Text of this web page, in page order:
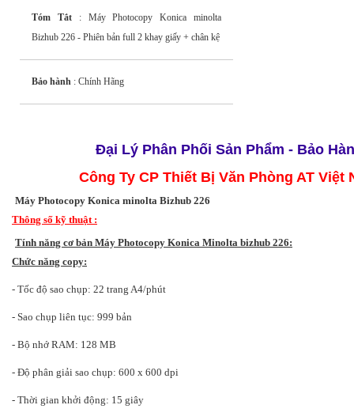
Tóm Tắt: Máy Photocopy Konica minolta
Bizhub 226 - Phiên bản full 2 khay giấy + chân kệ
Bảo hành : Chính Hãng
Đại Lý Phân Phối Sản Phẩm - Bảo
Công Ty CP Thiết Bị Văn Phòng AT Việt
Máy Photocopy Konica minolta Bizhub 226
Thông số kỹ thuật :
Tính năng cơ bản Máy Photocopy Konica Minolta bizhub 226:
Chức năng copy:
- Tốc độ sao chụp: 22 trang A4/phút
- Sao chụp liên tục: 999 bản
- Bộ nhớ RAM: 128 MB
- Độ phân giải sao chụp: 600 x 600 dpi
- Thời gian khởi động: 15 giây